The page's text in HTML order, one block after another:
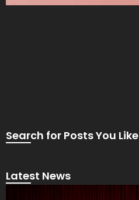
Search for Posts You Like
Latest News